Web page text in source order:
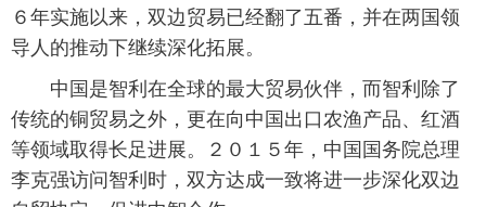
新华电视中文 新华电视英文
６年实施以来，双边贸易已经翻了五番，并在两国领
导人的推动下继续深化拓展。
中国是智利在全球的最大贸易伙伴，而智利除了
传统的铜贸易之外，更在向中国出口农渔产品、红酒
等领域取得长足进展。２０１５年，中国国务院总理
李克强访问智利时，双方达成一致将进一步深化双边